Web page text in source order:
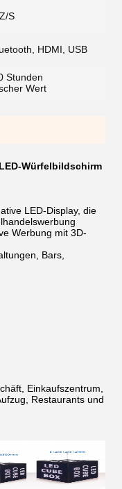
S
HDMI, USB
Stunden
Wert
Würfelbildschirm
LED-Display, die
Werbung mit 3D-
Bars,
Einkaufszentrum,
Restaurants und